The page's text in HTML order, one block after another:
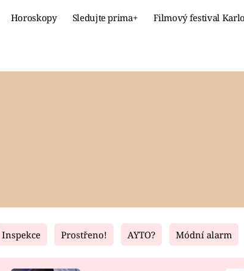
Horoskopy Sledujte prima+ Filmový festival
Fresh Living
Inspekce Prostřeno! AYTO? Módní alarm